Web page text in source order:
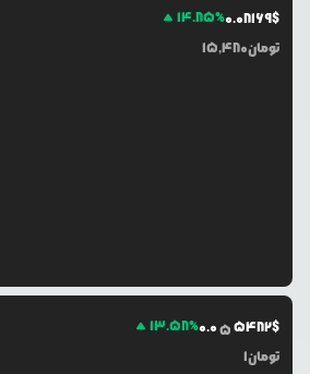
14.85%0.08169$
15,480تومان
13.58%0.055482$
1تومان